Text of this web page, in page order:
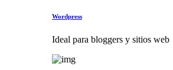
Wordpress
Ideal para bloggers y sitios web